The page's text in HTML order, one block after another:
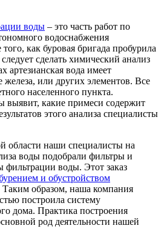
воды – это часть работ по
водоснабжения
как буровая бригада пробурила
сделать химический анализ
артезианская вода имеет
или других элементов. Все
населенного пункта.
выявит, какие примеси содержит
этого анализа специалисты
области наши специалисты на
воды подобрали фильтры и
воды. Этот заказ
и обустройством
Таким образом, наша компания
построила систему
дома. Практика построения
род деятельности нашей